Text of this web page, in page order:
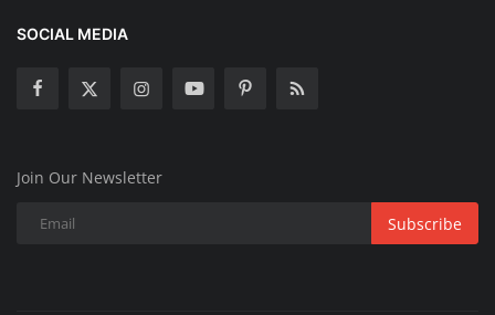
SOCIAL MEDIA
Join Our Newsletter
Subscribe